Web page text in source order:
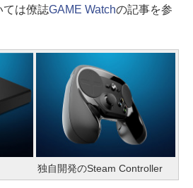
ては僚誌GAME Watchの記事を参
独自開発のSteam Controller